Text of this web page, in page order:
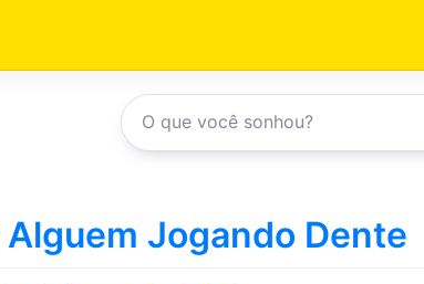
Jogando Dente